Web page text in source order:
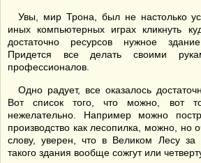
Увы, мир Трона, был не настолько
иных компьютерных играх кликнуть
достаточно ресурсов нужное
Придется все делать своими
профессионалов.
Одно радует, все оказалось
Вот список того, что можно, вот
нежелательно. Например можно
производство как лесопилка, можно, но
слову, уверен, что в Великом Лесу за
такого здания вообще сожгут или